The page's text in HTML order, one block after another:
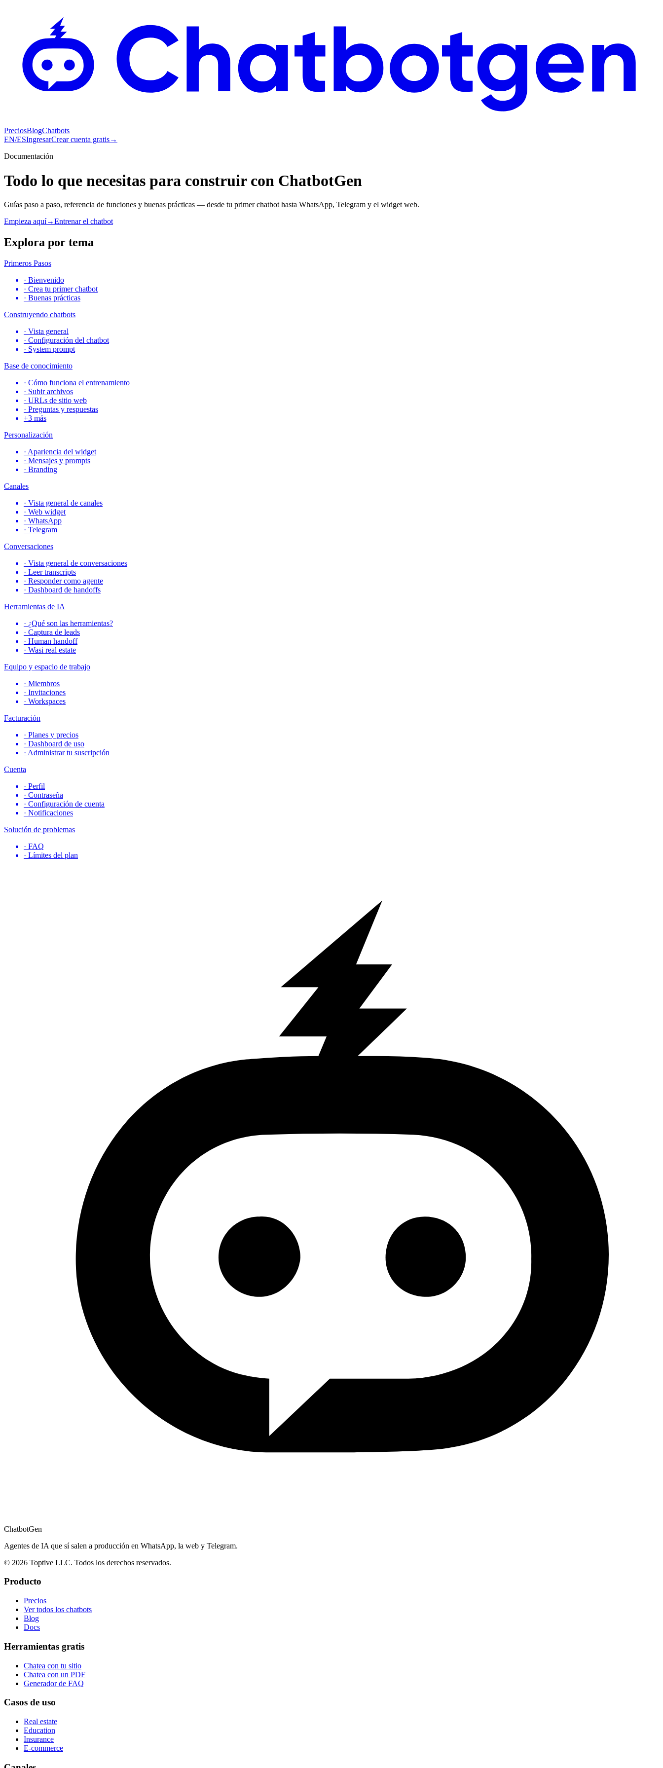
PreciosBlogChatbots
EN/ESIngresarCrear cuenta gratis→
Documentación
Todo lo que necesitas para construir con ChatbotGen
Guías paso a paso, referencia de funciones y buenas prácticas — desde tu primer chatbot hasta WhatsApp, Telegram y el widget web.
Empieza aquí→Entrenar el chatbot
Explora por tema
Primeros Pasos
· Bienvenido
· Crea tu primer chatbot
· Buenas prácticas
Construyendo chatbots
· Vista general
· Configuración del chatbot
· System prompt
Base de conocimiento
· Cómo funciona el entrenamiento
· Subir archivos
· URLs de sitio web
· Preguntas y respuestas
+3 más
Personalización
· Apariencia del widget
· Mensajes y prompts
· Branding
Canales
· Vista general de canales
· Web widget
· WhatsApp
· Telegram
Conversaciones
· Vista general de conversaciones
· Leer transcripts
· Responder como agente
· Dashboard de handoffs
Herramientas de IA
· ¿Qué son las herramientas?
· Captura de leads
· Human handoff
· Wasi real estate
Equipo y espacio de trabajo
· Miembros
· Invitaciones
· Workspaces
Facturación
· Planes y precios
· Dashboard de uso
· Administrar tu suscripción
Cuenta
· Perfil
· Contraseña
· Configuración de cuenta
· Notificaciones
Solución de problemas
· FAQ
· Límites del plan
ChatbotGen
Agentes de IA que sí salen a producción en WhatsApp, la web y Telegram.
© 2026 Toptive LLC. Todos los derechos reservados.
Producto
Precios
Ver todos los chatbots
Blog
Docs
Herramientas gratis
Chatea con tu sitio
Chatea con un PDF
Generador de FAQ
Casos de uso
Real estate
Education
Insurance
E-commerce